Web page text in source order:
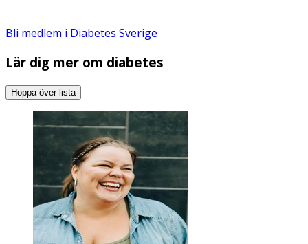
Bli medlem i Diabetes Sverige
Lär dig mer om diabetes
Hoppa över lista